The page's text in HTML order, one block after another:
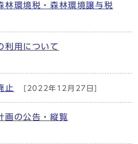
林環境税・森林環境譲与税
利用について
止 [2022年12月27日]
画の公告・縦覧